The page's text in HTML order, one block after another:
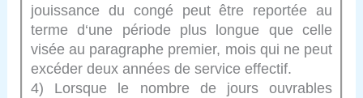
jouissance du congé peut être reportée au
terme d‘une période plus longue que celle
visée au paragraphe premier, mois qui ne peut
excéder deux années de service effectif.
4) Lorsque le nombre de jours ouvrables